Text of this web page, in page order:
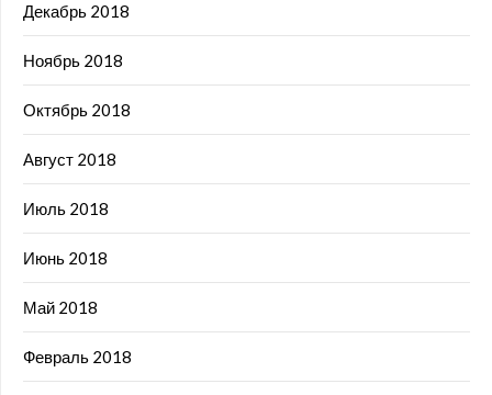
Декабрь 2018
Ноябрь 2018
Октябрь 2018
Август 2018
Июль 2018
Июнь 2018
Май 2018
Февраль 2018